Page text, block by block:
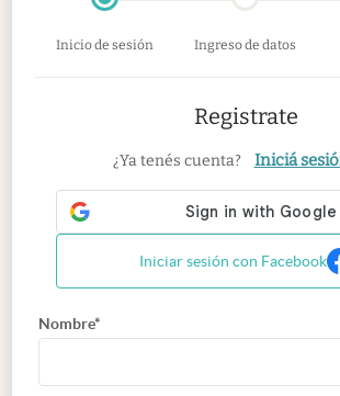
Inicio de sesión Ingreso de datos
Registrate
¿Ya tenés cuenta? Iniciá
Iniciar sesión con Facebook
Nombre*